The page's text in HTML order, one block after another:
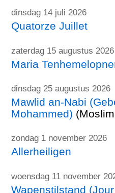
dinsdag 14 juli 2026
Quatorze Juillet
zaterdag 15 augustus 2026
Maria
dinsdag 25 augustus 2026
Mawlid an-Nabi
Mohammed)
zondag 1 november 2026
Allerheiligen
woensdag 11 november
Wapenstilstand